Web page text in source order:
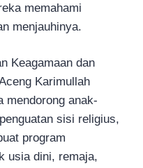
memahami
menjauhinya.
Keagamaan dan
Karimullah
mendorong anak-
sisi religius,
program
usia dini, remaja,